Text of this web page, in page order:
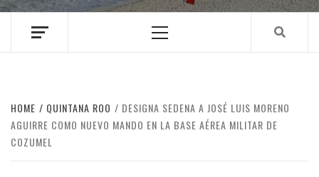
Menu
HOME QUINTANA ROO
DESIGNA SEDENA A JOSÉ LUIS MORENO
AGUIRRE COMO NUEVO MANDO EN LA BASE AÉREA MILITAR DE
COZUMEL